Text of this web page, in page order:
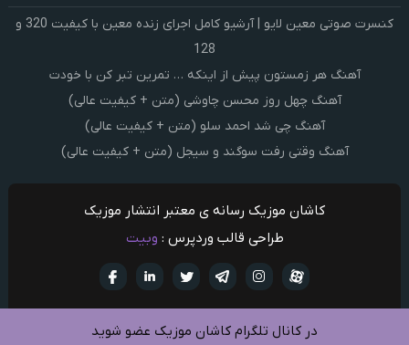
کنسرت صوتی معین لایو | آرشیو کامل اجرای زنده معین با کیفیت 320 و
128
آهنگ هر زمستون پیش از اینکه … تمرین تبر کن با خودت
آهنگ چهل روز محسن چاوشی (متن + کیفیت عالی)
آهنگ چی شد احمد سلو (متن + کیفیت عالی)
آهنگ وقتی رفت سوگند و سیجل (متن + کیفیت عالی)
کاشان موزیک رسانه ی معتبر انتشار موزیک
طراحی قالب وردپرس : وبیت
تويتر تلگرام
اینستاگرام آپارات
در کانال تلگرام کاشان موزیک عضو شوید